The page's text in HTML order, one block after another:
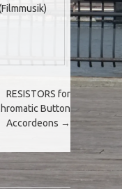
RESISTORS for
Button
Accordeons →